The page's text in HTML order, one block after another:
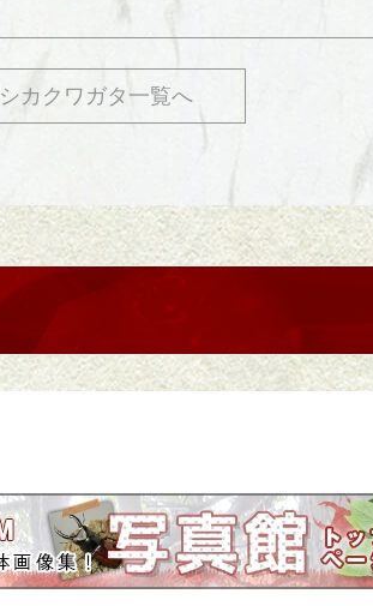
シカクワガタ一覧へ